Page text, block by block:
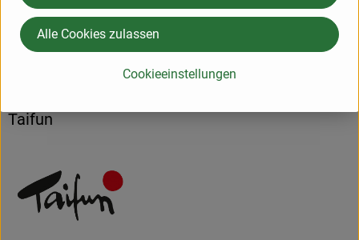
Herkunft
Hersteller: Taifun
Taifun
Cookieeinstellungen
Alle Cookies zulassen